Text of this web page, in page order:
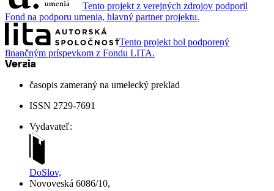
Tento projekt z verejných zdrojov podporil
Fond na podporu umenia, hlavný partner projektu.
Tento projekt bol podporený
finančným príspevkom z Fondu LITA.
časopis zameraný na umelecký preklad
ISSN 2729-7691
Vydavateľ:
DoSlov,
Novoveská 6086/10,